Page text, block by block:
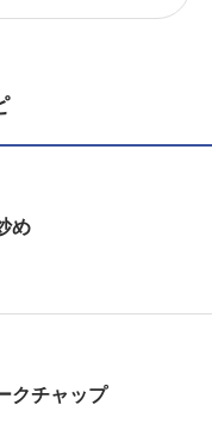
め
クチャップ